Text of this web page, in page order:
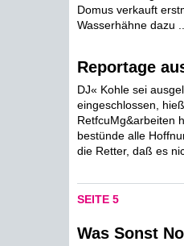
Domus verkauft
Wasserhähne dazu ...
Reportage
DJ« Kohle sei
eingeschlossen,
RetfcuMg&arbeiten
bestünde alle
die Retter, daß es
SEITE 5
Was Sonst